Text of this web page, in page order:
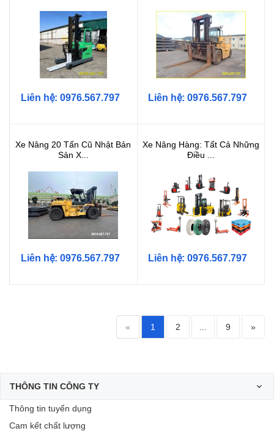
Liên hệ: 0976.567.797 Liên hệ: 0976.567.797
Xe Nâng 20 Tấn Cũ Nhật Bản
Sản X...
Liên hệ: 0976.567.797
Xe Nâng Hàng: Tất Cả Những
Điều ...
Liên hệ: 0976.567.797
« 1 2 9 »
THÔNG TIN CÔNG TY
Thông tin tuyển dụng
Cam kết chất lượng